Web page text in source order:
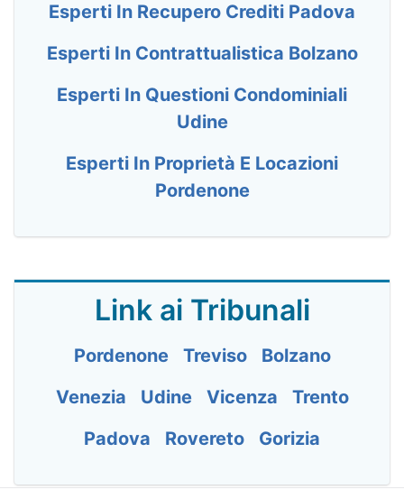
Esperti In Recupero Crediti Padova
Esperti In Contrattualistica Bolzano
Esperti In Questioni Condominiali
Udine
Esperti In Proprietà E Locazioni
Pordenone
Link ai Tribunali
Pordenone Treviso
Bolzano
Venezia
Udine Vicenza
Trento
Padova
Rovereto Gorizia